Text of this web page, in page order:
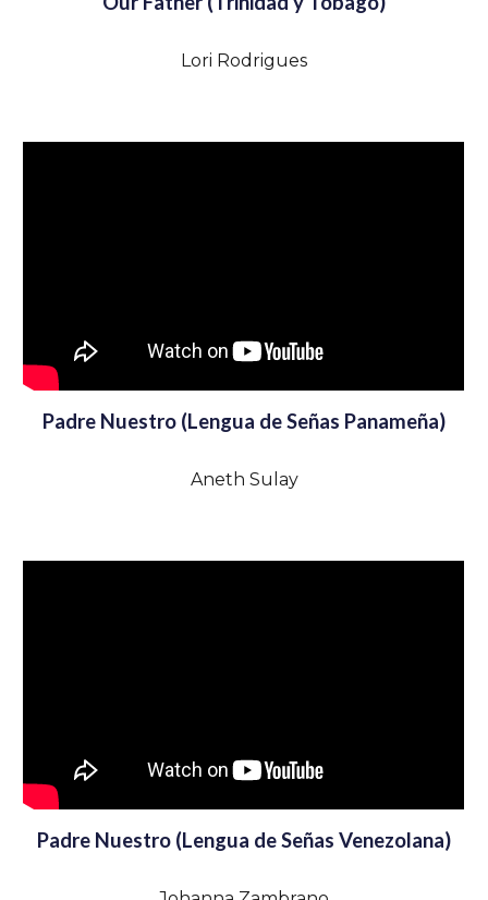
Lori Rodrigues
Padre Nuestro (Lengua de Señas Panameña)
Aneth Sulay
Padre Nuestro (Lengua de Señas Venezolana)